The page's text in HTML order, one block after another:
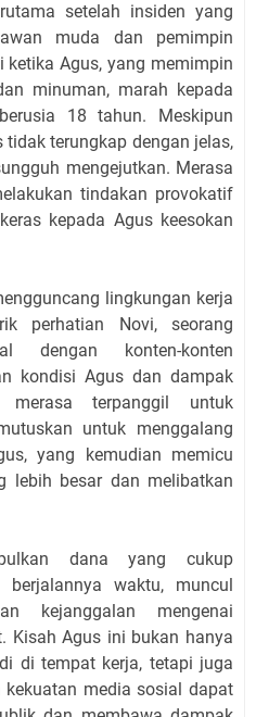
setelah insiden yang
muda dan pemimpin
Agus, yang memimpin
minuman, marah kepada
18 tahun. Meskipun
tidak terungkap dengan jelas,
mengejutkan. Merasa
tindakan provokatif
kepada Agus keesokan
lingkungan kerja
perhatian Novi, seorang
dengan konten-konten
kondisi Agus dan dampak
terpanggil untuk
untuk menggalang
yang kemudian memicu
lebih besar dan melibatkan
dana yang cukup
waktu, muncul
kejanggalan mengenai
Kisah Agus ini bukan hanya
di tempat kerja, tetapi juga
media sosial dapat